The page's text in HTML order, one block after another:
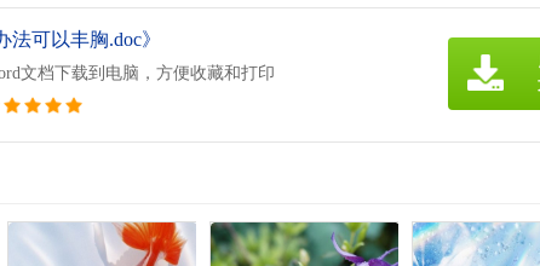
法可以丰胸.doc》
文档下载到电脑，方便收藏和打印